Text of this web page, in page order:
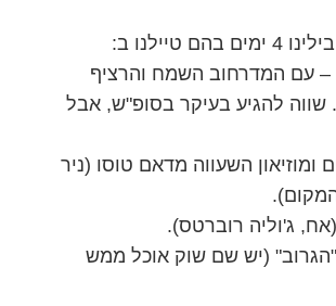
טיילנו ב:
– עם המדרחוב השמח והרציף
להגיע בעיקר בסופ"ש, אבל
ומוזיאון השעווה מדאם טוסו (ניר
(אח, ג'וליה רוברטס).
"הגרוב" (יש שם שוק אוכל ממש